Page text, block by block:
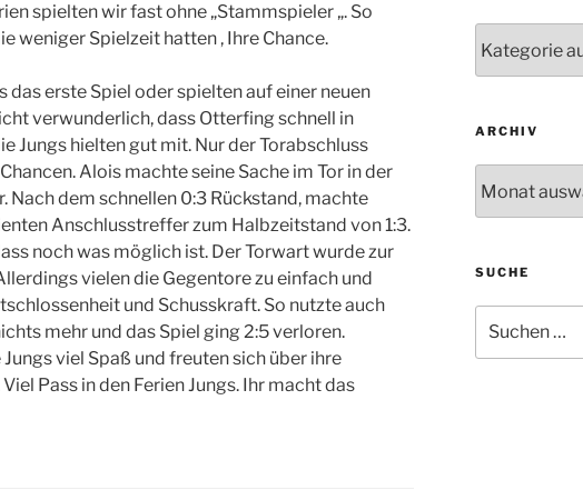
spielten wir fast ohne „Stammspieler „. So
weniger Spielzeit hatten , Ihre Chance.
das erste Spiel oder spielten auf einer neuen
verwunderlich, dass Otterfing schnell in
Jungs hielten gut mit. Nur der Torabschluss
Alois machte seine Sache im Tor in der
Nach dem schnellen 0:3 Rückstand, machte
Anschlusstreffer zum Halbzeitstand von 1:3.
noch was möglich ist. Der Torwart wurde zur
vielen die Gegentore zu einfach und
und Schusskraft. So nutzte auch
mehr und das Spiel ging 2:5 verloren.
viel Spaß und freuten sich über ihre
Pass in den Ferien Jungs. Ihr macht das
ARCHIV
SUCHE
nach: